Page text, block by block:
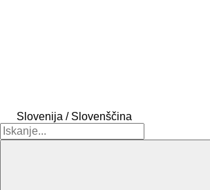
Slovenija / Slovenščina